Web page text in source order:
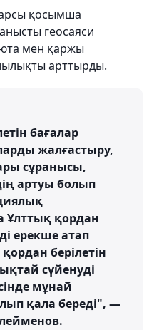
қосымша
геосаяси
мен қаржы
арттырды.
бағалар
жалғастыру,
сұранысы,
артуы болып
Ұлттық қордан
ерекше атап
берілетін
сүйенуді
мұнай
қала береді", —